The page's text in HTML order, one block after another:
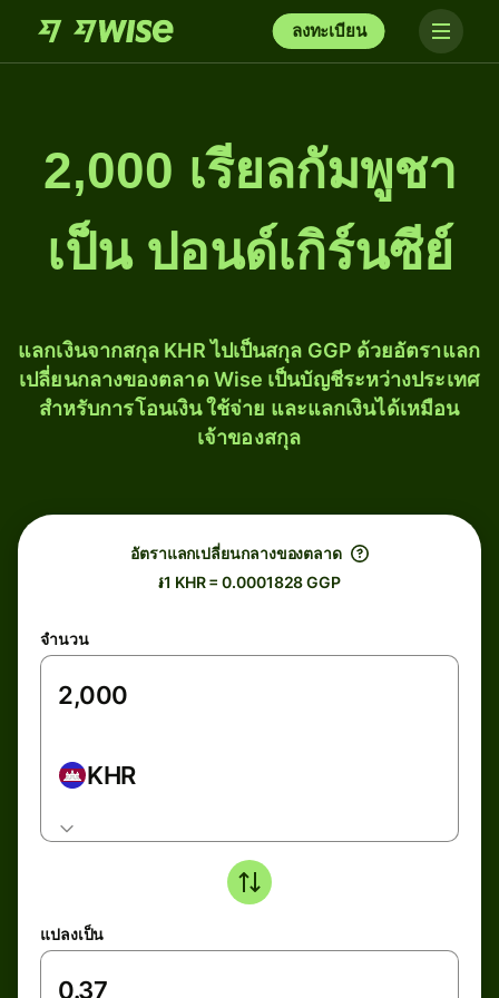
ลงทะเบียน
2,000 เรียลกัมพูชา
เป็น ปอนด์เกิร์นซีย์
แลกเงินจากสกุล KHR ไปเป็นสกุล GGP ด้วยอัตราแลก
เปลี่ยนกลางของตลาด Wise เป็นบัญชีระหว่างประเทศ
สำหรับการโอนเงิน ใช้จ่าย และแลกเงินได้เหมือน
เจ้าของสกุล
อัตราแลกเปลี่ยนกลางของตลาด
៛1 KHR = 0.0001828 GGP
จำนวน
KHR
แปลงเป็น